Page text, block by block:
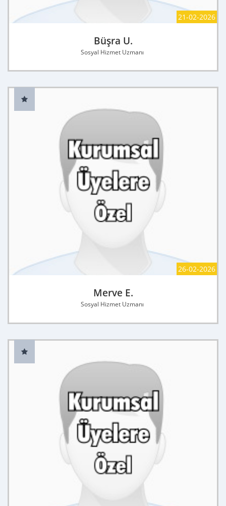
21-02-2026
Büşra U.
Sosyal Hizmet Uzmanı
26-02-2026
Merve E.
Sosyal Hizmet Uzmanı